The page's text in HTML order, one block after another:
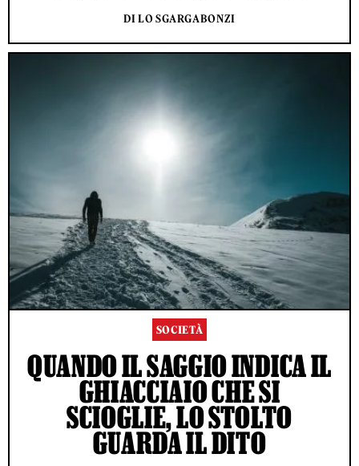
DI LO SGARGABONZI
SOCIETÀ
QUANDO IL SAGGIO INDICA IL
GHIACCIAIO CHE SI
SCIOGLIE, LO STOLTO
GUARDA IL DITO